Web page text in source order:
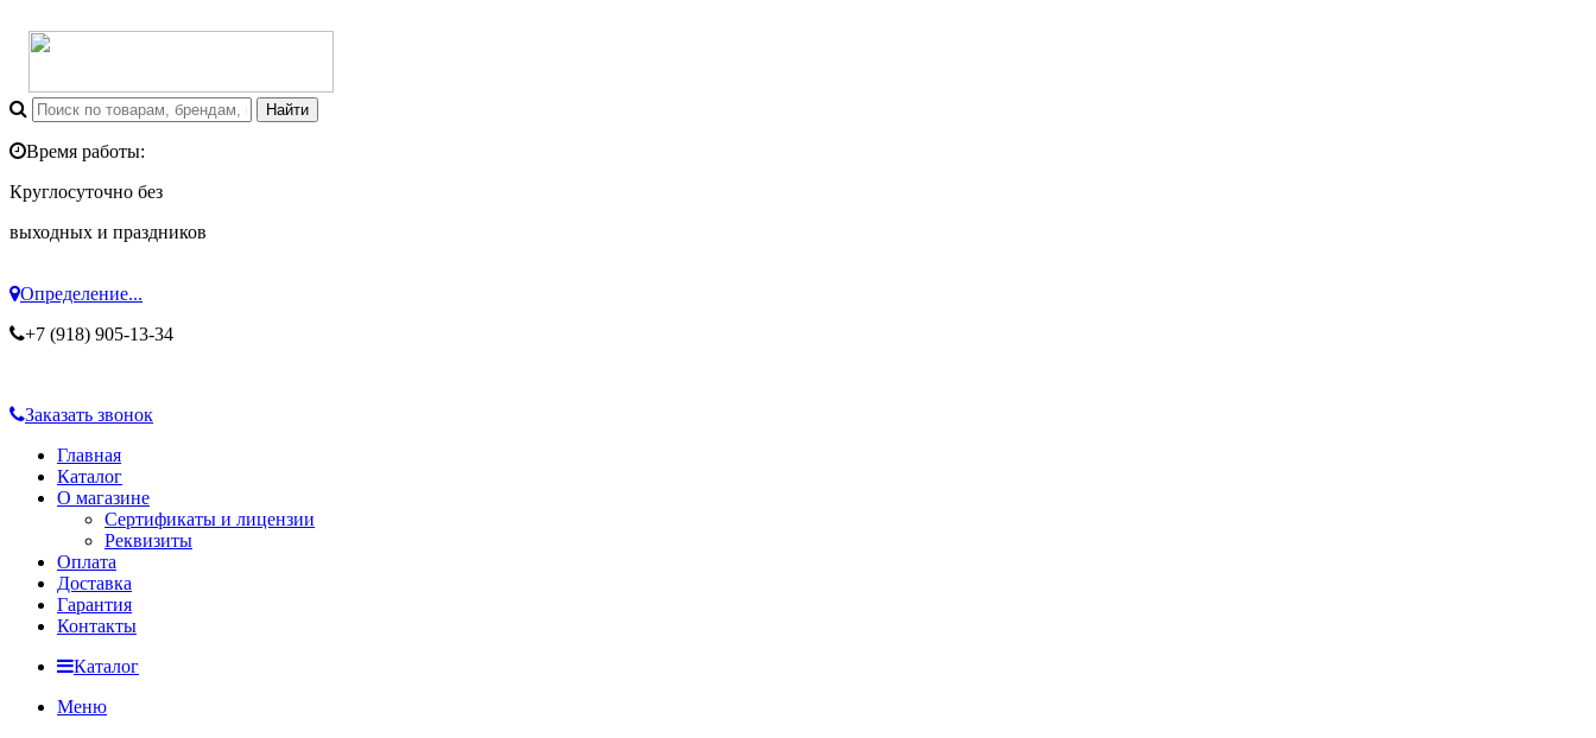
Время работы:
Круглосуточно без
выходных и праздников
Определение...
+7 (918) 905-13-34
Заказать звонок
Главная
Каталог
О магазине
Сертификаты и лицензии
Реквизиты
Оплата
Доставка
Гарантия
Контакты
Каталог
Меню